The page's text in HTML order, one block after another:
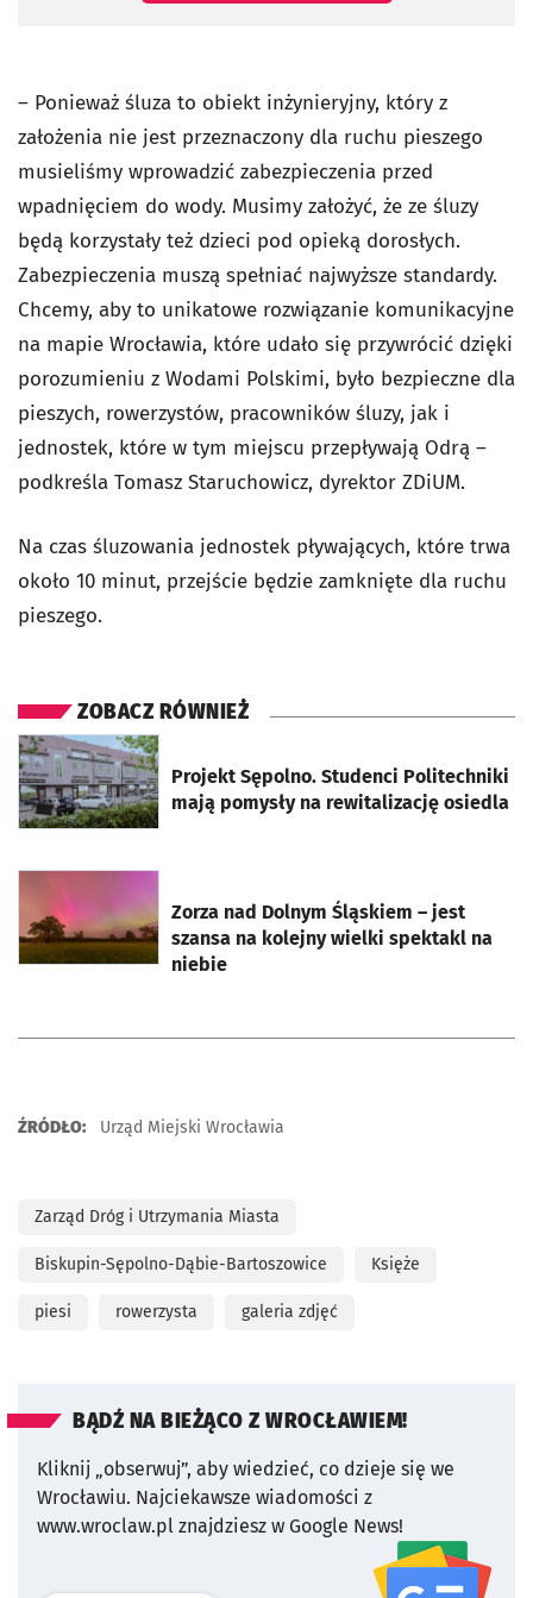
– Ponieważ śluza to obiekt inżynieryjny, który z
założenia nie jest przeznaczony dla ruchu pieszego
musieliśmy wprowadzić zabezpieczenia przed
wpadnięciem do wody. Musimy założyć, że ze śluzy
będą korzystały też dzieci pod opieką dorosłych.
Zabezpieczenia muszą spełniać najwyższe standardy.
Chcemy, aby to unikatowe rozwiązanie komunikacyjne
na mapie Wrocławia, które udało się przywrócić dzięki
porozumieniu z Wodami Polskimi, było bezpieczne dla
pieszych, rowerzystów, pracowników śluzy, jak i
jednostek, które w tym miejscu przepływają Odrą –
podkreśla Tomasz Staruchowicz, dyrektor ZDiUM.
Na czas śluzowania jednostek pływających, które trwa
około 10 minut, przejście będzie zamknięte dla ruchu
pieszego.
ZOBACZ RÓWNIEŻ
Projekt Sępolno. Studenci Politechniki
mają pomysły na rewitalizację osiedla
otworzy się w nowej karcie
Zorza nad Dolnym Śląskiem – jest
szansa na kolejny wielki spektakl na
niebie
otworzy się w nowej karcie
ŹRÓDŁO: Urząd Miejski Wrocławia
Zarząd Dróg i Utrzymania Miasta
Biskupin-Sępolno-Dąbie-Bartoszowice Księże
piesi rowerzysta galeria zdjęć
BĄDŹ NA BIEŻĄCO Z WROCŁAWIEM!
Kliknij „obserwuj”, aby wiedzieć, co dzieje się we
Wrocławiu. Najciekawsze wiadomości z
www.wroclaw.pl znajdziesz w Google News!